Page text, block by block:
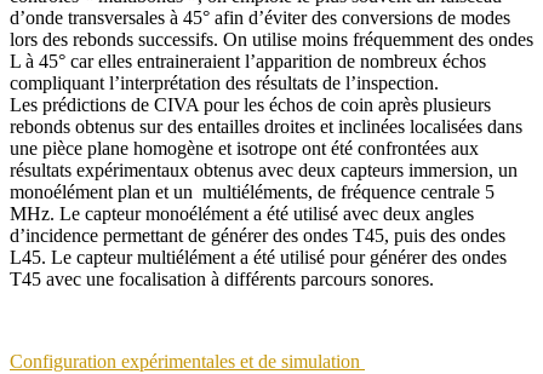
d’onde transversales à 45° afin d’éviter des conversions de modes
lors des rebonds successifs. On utilise moins fréquemment des ondes
L à 45° car elles entraineraient l’apparition de nombreux échos
compliquant l’interprétation des résultats de l’inspection.
Les prédictions de CIVA pour les échos de coin après plusieurs
rebonds obtenus sur des entailles droites et inclinées localisées dans
une pièce plane homogène et isotrope ont été confrontées aux
résultats expérimentaux obtenus avec deux capteurs immersion, un
monoélément plan et un multiéléments, de fréquence centrale 5
MHz. Le capteur monoélément a été utilisé avec deux angles
d’incidence permettant de générer des ondes T45, puis des ondes
L45. Le capteur multiélément a été utilisé pour générer des ondes
T45 avec une focalisation à différents parcours sonores.
Configuration expérimentales et de simulation